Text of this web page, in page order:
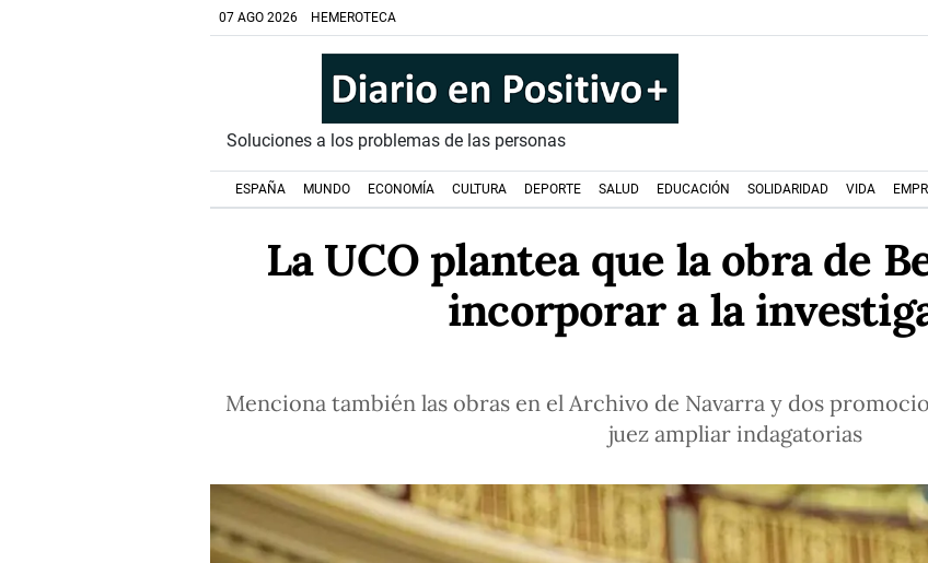
07 AGO 2026 HEMEROTECA
Soluciones a los problemas de las personas
ESPAÑA MUNDO ECONOMÍA CULTURA DEPORTE SALUD EDUCACIÓN SOLIDARIDAD VIDA
La UCO plantea que la obra de
incorporar a la
Menciona también las obras en el Archivo de Navarra y dos
juez ampliar indagatorias